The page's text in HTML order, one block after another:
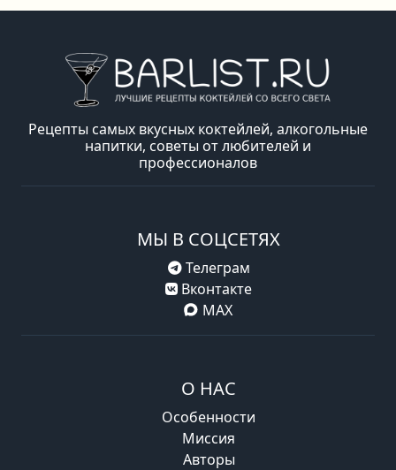
Рецепты самых вкусных коктейлей, алкогольные
напитки, советы от любителей и
профессионалов
МЫ В СОЦСЕТЯХ
Телеграм
Вконтакте
MAX
О НАС
Особенности
Миссия
Авторы